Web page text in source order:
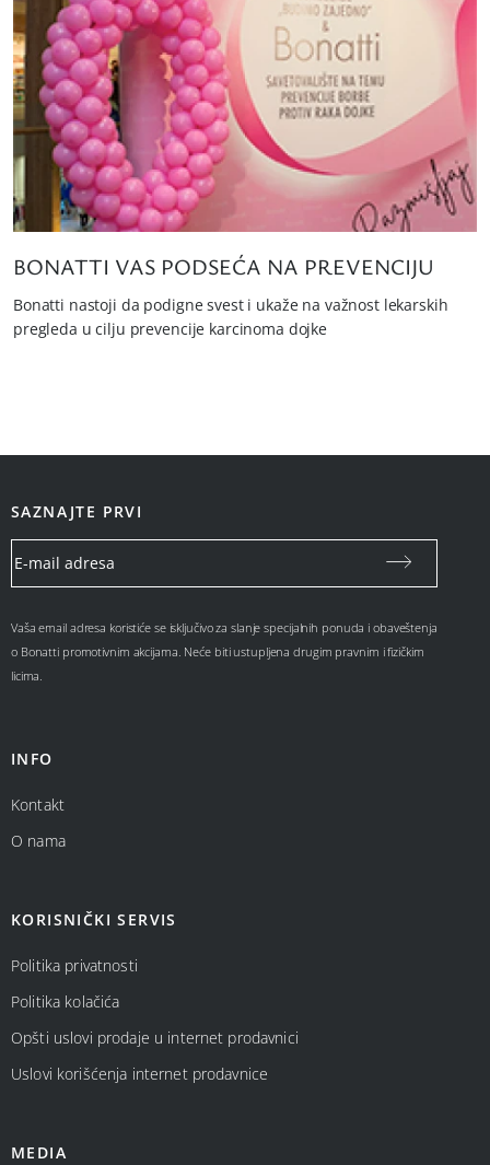
BONATTI VAS PODSEĆA NA PREVENCIJU
Bonatti nastoji da podigne svest i ukaže na važnost lekarskih
pregleda u cilju prevencije karcinoma dojke
SAZNAJTE PRVI
Vaša email adresa koristiće se isključivo za slanje specijalnih ponuda i obaveštenja
o Bonatti promotivnim akcijama. Neće biti ustupljena drugim pravnim i fizičkim
licima.
INFO
Kontakt
O nama
KORISNIČKI SERVIS
Politika privatnosti
Politika kolačića
Opšti uslovi prodaje u internet prodavnici
Uslovi korišćenja internet prodavnice
MEDIA